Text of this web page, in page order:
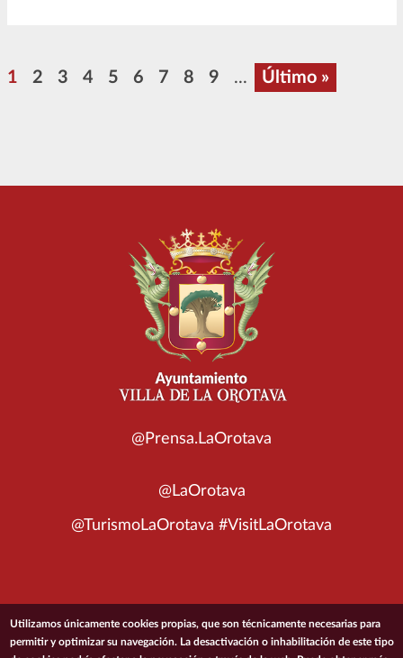
Paginación
Página
1 Página
2 Página
3 Página
4 Página
5 Página
6 Página
7 Página
8 Página
9 ... Última página
Último »
@Prensa.LaOrotava
@LaOrotava
@TurismoLaOrotava #VisitLaOrotava
© 2026 Ayuntamiento de la Villa de La Orotava
Utilizamos únicamente cookies propias, que son técnicamente necesarias para
permitir y optimizar su navegación. La desactivación o inhabilitación de este tipo